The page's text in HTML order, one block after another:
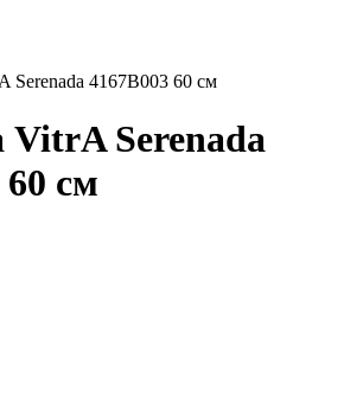
Serenada 4167B003 60 см
VitrA Serenada
60 см